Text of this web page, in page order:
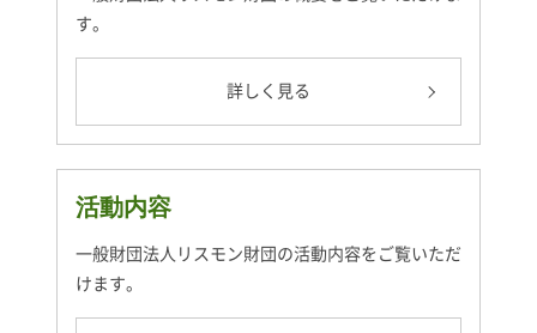
す。
詳しく見る
活動内容
一般財団法人リスモン財団の活動内容をご覧いただ
けます。